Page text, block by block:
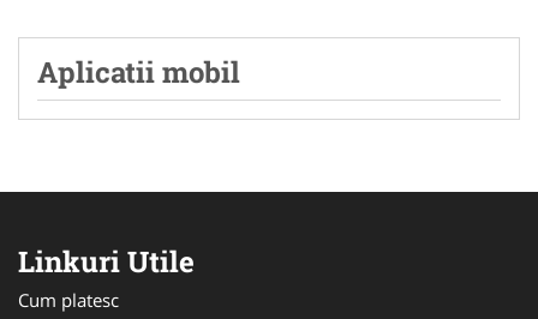
Aplicatii mobil
Linkuri Utile
Cum platesc